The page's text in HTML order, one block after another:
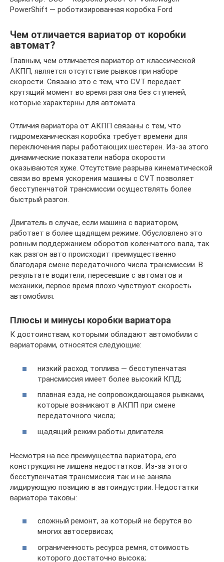
PowerShift — роботизированная коробка Ford
Чем отличается вариатор от коробки
автомат?
Главным, чем отличается вариатор от классической
АКПП, является отсутствие рывков при наборе
скорости. Связано это с тем, что CVT передает
крутящий момент во время разгона без ступеней,
которые характерны для автомата.
Отличия вариатора от АКПП связаны с тем, что
гидромеханическая коробка требует времени для
переключения пары работающих шестерен. Из‐за этого
динамические показатели набора скорости
оказываются хуже. Отсутствие разрыва кинематической
связи во время ускорения машины с CVT позволяет
бесступенчатой трансмиссии осуществлять более
быстрый разгон.
Двигатель в случае, если машина с вариатором,
работает в более щадящем режиме. Обусловлено это
ровным поддержанием оборотов коленчатого вала, так
как разгон авто происходит преимущественно
благодаря смене передаточного числа трансмиссии. В
результате водители, пересевшие с автоматов и
механики, первое время плохо чувствуют скорость
автомобиля.
Плюсы и минусы коробки вариатора
К достоинствам, которыми обладают автомобили с
вариаторами, относятся следующие:
низкий расход топлива — бесступенчатая
трансмиссия имеет более высокий КПД;
плавная езда, не сопровождающаяся рывками,
которые возникают в АКПП при смене
передаточного числа;
щадящий режим работы двигателя.
Несмотря на все преимущества вариатора, его
конструкция не лишена недостатков. Из‐за этого
бесступенчатая трансмиссия так и не заняла
лидирующую позицию в автоиндустрии. Недостатки
вариатора таковы:
сложный ремонт, за который не берутся во
многих автосервисах;
ограниченность ресурса ремня, стоимость
которого достаточно высока;